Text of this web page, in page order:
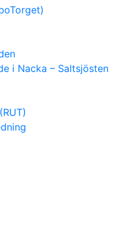
i Nacka – Saltsjösten